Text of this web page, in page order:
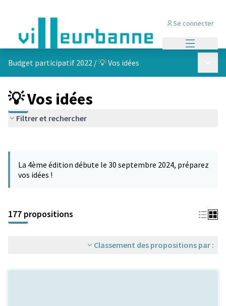
Se connecter
Budget participatif 2022 /💡 Vos idées
💡 Vos idées
Filtrer et rechercher
−
La 4ème édition débute le 30 septembre 2024, préparez
vos idées !
177 propositions
Classement des propositions par :